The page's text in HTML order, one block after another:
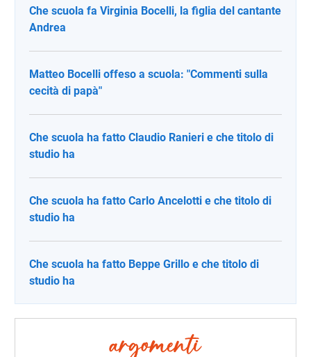
Che scuola fa Virginia Bocelli, la figlia del cantante
Andrea
Matteo Bocelli offeso a scuola: "Commenti sulla
cecità di papà"
Che scuola ha fatto Claudio Ranieri e che titolo di
studio ha
Che scuola ha fatto Carlo Ancelotti e che titolo di
studio ha
Che scuola ha fatto Beppe Grillo e che titolo di
studio ha